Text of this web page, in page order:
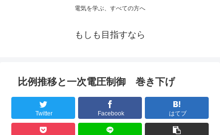
電気を学ぶ、すべての方へ
もしも目指すなら
比例推移と一次電圧制御 巻き下げ
Twitter Facebook はてブ